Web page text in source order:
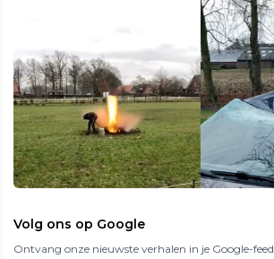
Volg ons op Google
Ontvang onze nieuwste verhalen in je Google-feed